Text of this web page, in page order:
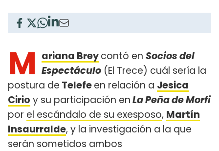
M ariana Breycontó en Socios del
Espectáculo (El Trece) cuál sería la
postura de Telefeen relación a Jesica
Cirio y su participación enLa Peña de Morfi
por el escándalo de su exesposo, Martín
Insaurralde, y la investigación a la que
serán sometidos ambos